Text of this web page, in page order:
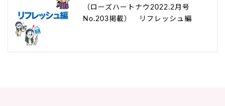
（ローズハートナウ2022.2月号
No.203掲載） リフレッシュ編